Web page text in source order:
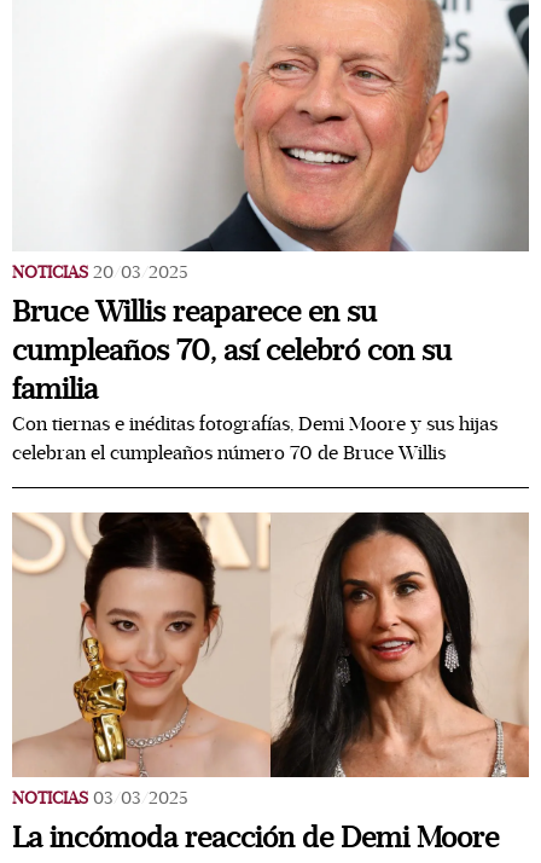
NOTICIAS 20/03/2025
Bruce Willis reaparece en su
cumpleaños 70, así celebró con su
familia
Con tiernas e inéditas fotografías, Demi Moore y sus hijas
celebran el cumpleaños número 70 de Bruce Willis
NOTICIAS 03/03/2025
La incómoda reacción de Demi Moore